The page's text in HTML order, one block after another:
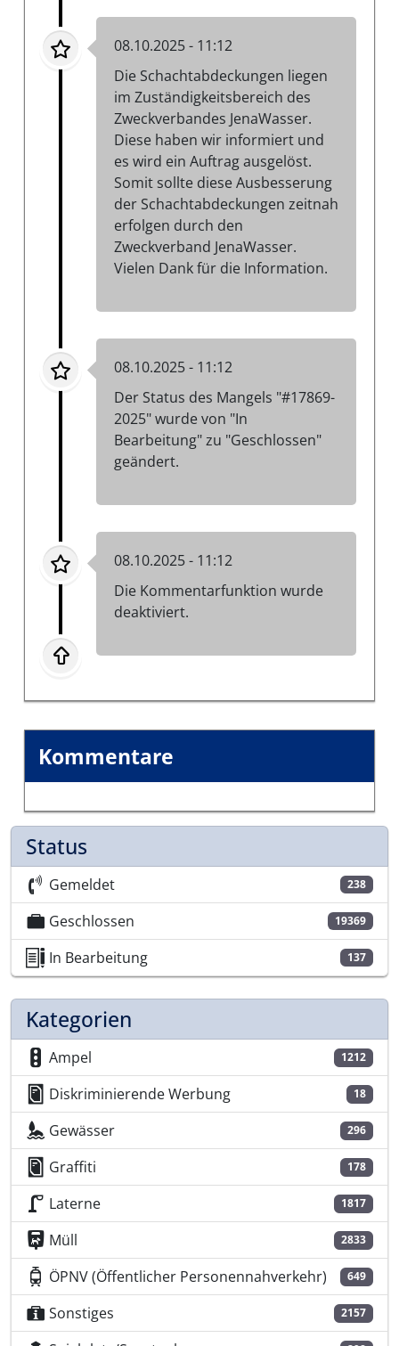
08.10.2025 - 11:12
Die Schachtabdeckungen liegen
im Zuständigkeitsbereich des
Zweckverbandes JenaWasser.
Diese haben wir informiert und
es wird ein Auftrag ausgelöst.
Somit sollte diese Ausbesserung
der Schachtabdeckungen zeitnah
erfolgen durch den
Zweckverband JenaWasser.
Vielen Dank für die Information.
08.10.2025 - 11:12
Der Status des Mangels "#17869-
2025" wurde von "In
Bearbeitung" zu "Geschlossen"
geändert.
08.10.2025 - 11:12
Die Kommentarfunktion wurde
deaktiviert.
Kommentare
Status
Gemeldet 238
Geschlossen 19369
In Bearbeitung 137
Kategorien
Ampel 1212
Diskriminierende Werbung 18
Gewässer 296
Graffiti 178
Laterne 1817
Müll 2833
ÖPNV (Öffentlicher Personennahverkehr) 649
Sonstiges 2157